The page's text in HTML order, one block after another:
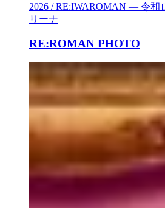
2026 / RE:IWAROMAN — 令和
リーナ
RE:ROMAN PHOTO